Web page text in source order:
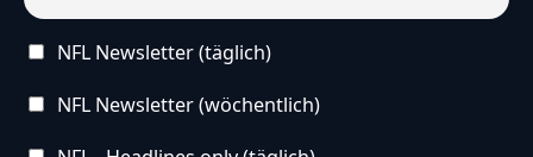
NFL Newsletter (täglich)
NFL Newsletter (wöchentlich)